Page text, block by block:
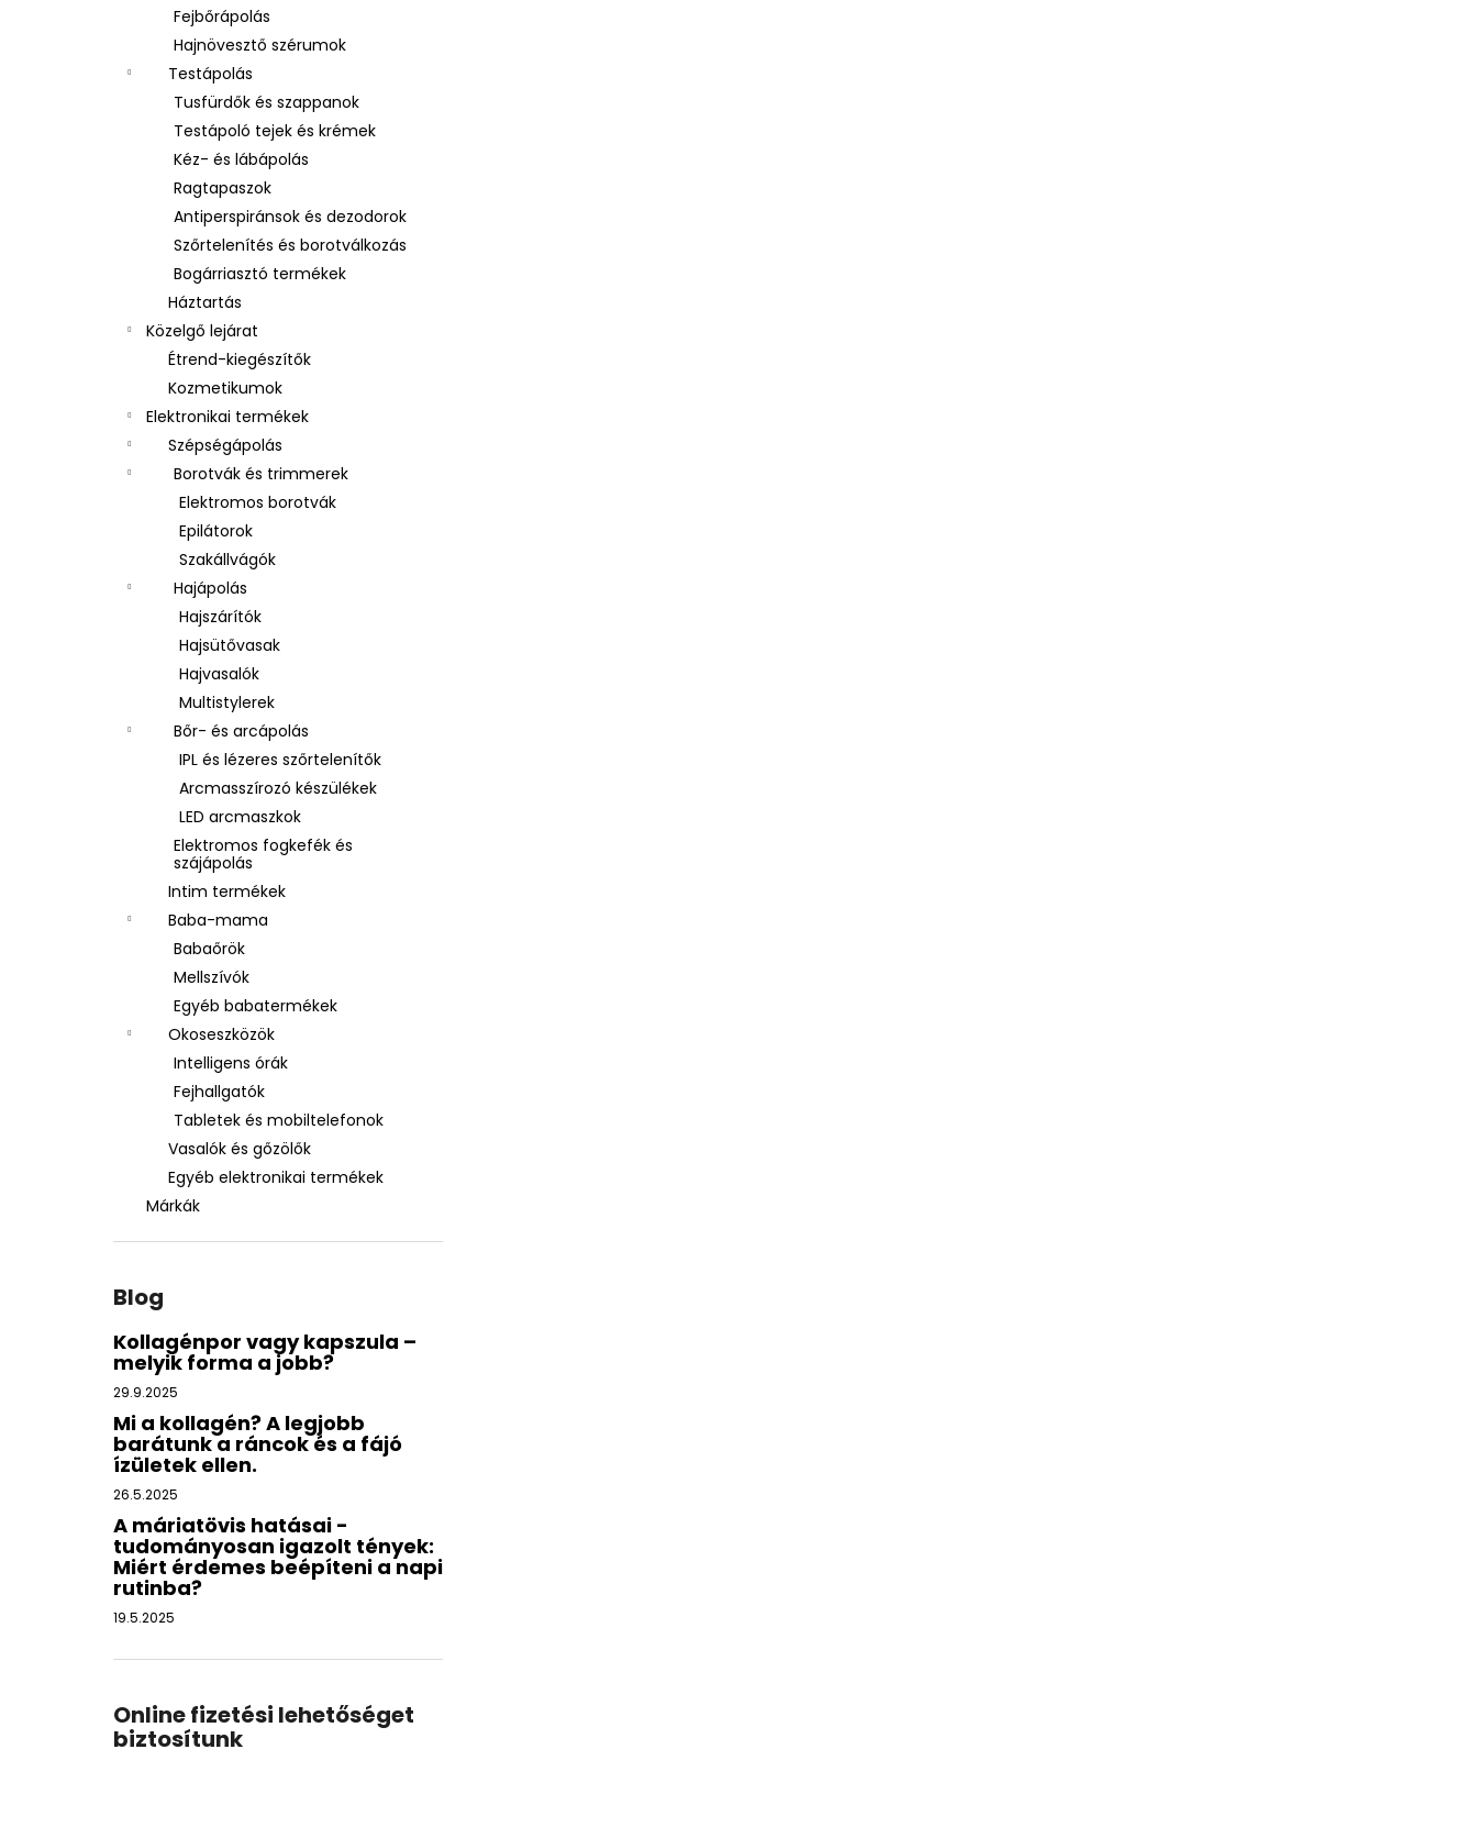
Fejbőrápolás
Hajnövesztő szérumok
Testápolás
Tusfürdők és szappanok
Testápoló tejek és krémek
Kéz- és lábápolás
Ragtapaszok
Antiperspiránsok és dezodorok
Szőrtelenítés és borotválkozás
Bogárriasztó termékek
Háztartás
Közelgő lejárat
Étrend-kiegészítők
Kozmetikumok
Elektronikai termékek
Szépségápolás
Borotvák és trimmerek
Elektromos borotvák
Epilátorok
Szakállvágók
Hajápolás
Hajszárítók
Hajsütővasak
Hajvasalók
Multistylerek
Bőr- és arcápolás
IPL és lézeres szőrtelenítők
Arcmasszírozó készülékek
LED arcmaszkok
Elektromos fogkefék és
szájápolás
Intim termékek
Baba-mama
Babaőrök
Mellszívók
Egyéb babatermékek
Okoseszközök
Intelligens órák
Fejhallgatók
Tabletek és mobiltelefonok
Vasalók és gőzölők
Egyéb elektronikai termékek
Márkák
Blog
Kollagénpor vagy kapszula –
melyik forma a jobb?
29.9.2025
Mi a kollagén? A legjobb
barátunk a ráncok és a fájó
ízületek ellen.
26.5.2025
A máriatövis hatásai -
tudományosan igazolt tények:
Miért érdemes beépíteni a napi
rutinba?
19.5.2025
Online fizetési lehetőséget
biztosítunk